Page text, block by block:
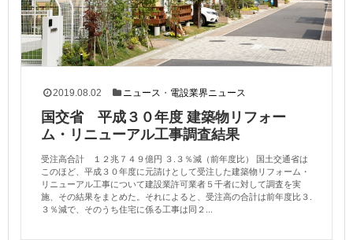
2019.08.02 ニュース ・ 電設業界ニュース
国交省 平成３０年度 建築物リフォー
ム・リニューアル工事調査結果
受注高合計 １２兆７４９億円 ３.３％減（前年度比） 国土交通省は
このほど、平成３０年度に元請けとして受注した建築物リフォーム・
リニューアル工事について建設業許可業者５千者に対して調査を実
施、その結果をまとめた。それによると、受注高の合計は前年度比３.
３％減で、そのうち住宅に係る工事は同２...